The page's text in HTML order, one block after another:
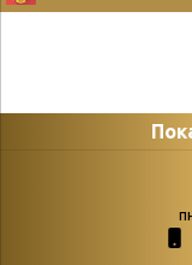
podvedenie-